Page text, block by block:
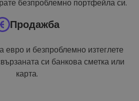
безпроблемно портфейла си.
Продажба
и безпроблемно изтеглете
си банкова сметка или
карта.